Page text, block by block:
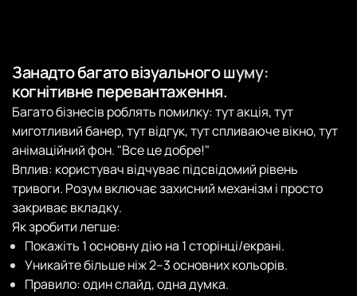
Занадто багато візуального шуму:
когнітивне перевантаження.
Багато бізнесів роблять помилку: тут акція, тут
миготливий банер, тут відгук, тут спливаюче вікно, тут
анімаційний фон. "Все це добре!"
Вплив: користувач відчуває підсвідомий рівень
тривоги. Розум включає захисний механізм і просто
закриває вкладку.
Як зробити легше:
Покажіть 1 основну дію на 1 сторінці/екрані.
Уникайте більше ніж 2–3 основних кольорів.
Правило: один слайд, одна думка.